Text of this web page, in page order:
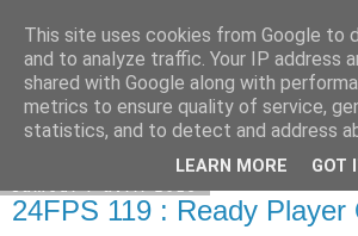
Bepod
24FPS 119 : Ready Player
This site uses cookies from Google to
and to analyze traffic. Your IP address
shared with Google along with
metrics to ensure quality of service,
statistics, and to detect and address
LEARN MORE GOT